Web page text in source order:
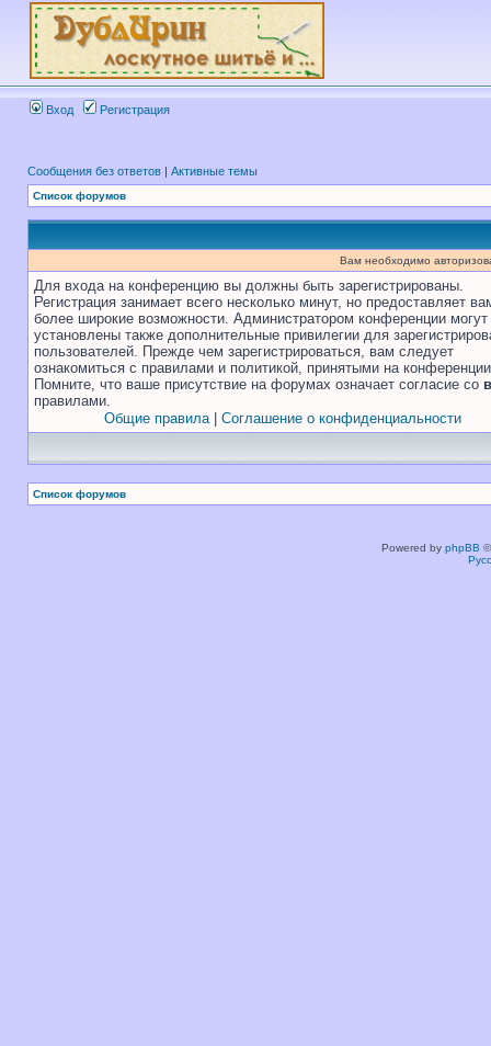
Вход Регистрация
Сообщения без ответов | Активные темы
Список форумов
Вам необходимо
Для входа на конференцию вы должны быть зарегистрированы.
Регистрация занимает всего несколько минут, но предоставляет
более широкие возможности. Администратором конференции
установлены также дополнительные привилегии для
пользователей. Прежде чем зарегистрироваться, вам следует
ознакомиться с правилами и политикой, принятыми на
Помните, что ваше присутствие на форумах означает согласие со
правилами.
Общие правила| Соглашение о конфиденциальности
Список форумов
Powered by phpBB